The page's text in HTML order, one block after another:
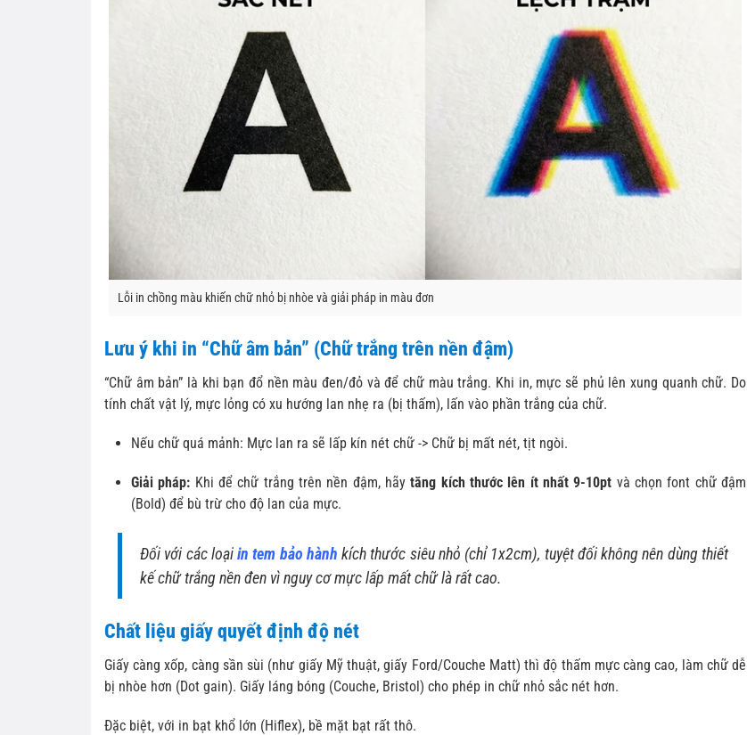
Lỗi in chồng màu khiến chữ nhỏ bị nhòe và giải pháp in màu đơn
Lưu ý khi in “Chữ âm bản” (Chữ trắng trên nền đậm)
“Chữ âm bản” là khi bạn đổ nền màu đen/đỏ và để chữ màu trắng. Khi in, mực sẽ phủ lên xung quanh chữ. Do
tính chất vật lý, mực lỏng có xu hướng lan nhẹ ra (bị thấm), lấn vào phần trắng của chữ.
Nếu chữ quá mảnh: Mực lan ra sẽ lấp kín nét chữ -> Chữ bị mất nét, tịt ngòi.
Giải pháp: Khi để chữ trắng trên nền đậm, hãytăng kích thước lên ít nhất 9-10pt và chọn font chữ đậm
(Bold) để bù trừ cho độ lan của mực.
Đối với các loạiin tem bảo hành kích thước siêu nhỏ (chỉ 1x2cm), tuyệt đối không nên dùng thiết
kế chữ trắng nền đen vì nguy cơ mực lấp mất chữ là rất cao.
Chất liệu giấy quyết định độ nét
Giấy càng xốp, càng sần sùi (như giấy Mỹ thuật, giấy Ford/Couche Matt) thì độ thấm mực càng cao, làm chữ dễ
bị nhòe hơn (Dot gain). Giấy láng bóng (Couche, Bristol) cho phép in chữ nhỏ sắc nét hơn.
Đặc biệt, với in bạt khổ lớn (Hiflex), bề mặt bạt rất thô.